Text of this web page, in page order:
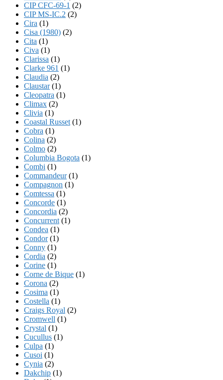
CIP CFC-69-1 (2)
CIP MS-IC.2 (2)
Cira (1)
Cisa (1980) (2)
Cita (1)
Civa (1)
Clarissa (1)
Clarke 961 (1)
Claudia (2)
Claustar(1)
Cleopatra (1)
Climax (2)
Clivia (1)
Coastal Russet (1)
Cobra (1)
Colina (2)
Colmo (2)
Columbia Bogota (1)
Combi (1)
Commandeur(1)
Compagnon (1)
Comtessa (1)
Concorde (1)
Concordia (2)
Concurrent (1)
Condea (1)
Condor(1)
Conny (1)
Cordia (2)
Corine (1)
Corne de Bique (1)
Corona (2)
Cosima (1)
Costella (1)
Craigs Royal (2)
Cromwell (1)
Crystal (1)
Cucullus (1)
Culpa (1)
Cusoi (1)
Cynia (2)
Dakchip (1)